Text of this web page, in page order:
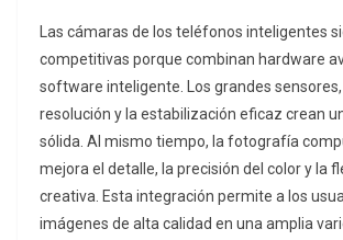
Las cámaras de los teléfonos inteligentes
competitivas porque combinan hardware
software inteligente. Los grandes
resolución y la estabilización eficaz crean
sólida. Al mismo tiempo, la fotografía
mejora el detalle, la precisión del color y la
creativa. Esta integración permite a los
imágenes de alta calidad en una amplia